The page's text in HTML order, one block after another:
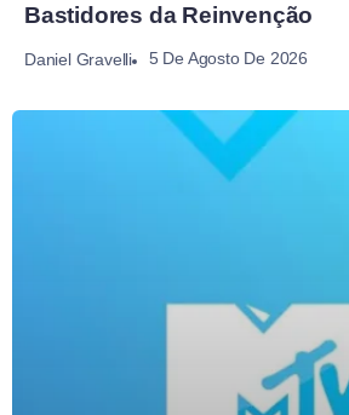
Bastidores da Reinvenção
Daniel Gravelli 5 De Agosto De 2026